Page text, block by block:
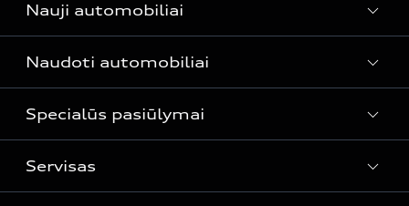
Nauji automobiliai
Modeliai
Automobiliai sandėlyje
Audi Lizingas
Naudoti automobiliai
Naudoti automobiliai
Specialūs pasiūlymai
Specialūs pasiūlymai
Servisas